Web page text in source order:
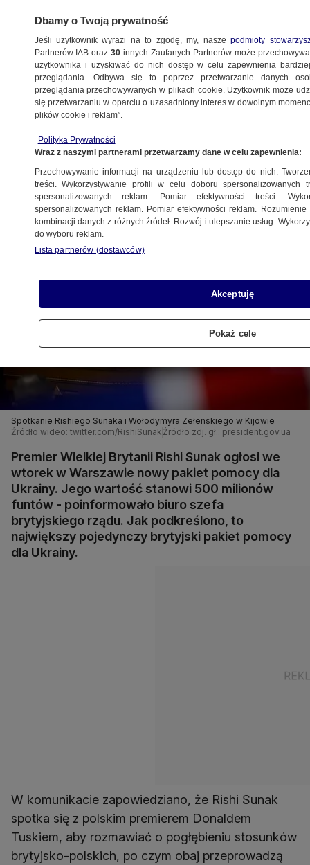
ŚWIAT
Ukrainy. Sunak ogłosi go w Warszawie
23.04.2024, 07:15
Udostępnij
Spotkanie Rishiego Sunaka i Wołodymyra Zełenskiego w Kijowie
Źródło wideo: twitter.com/RishiSunak Źródło zdj. gł.: president.gov.ua
Premier Wielkiej Brytanii Rishi Sunak ogłosi we
wtorek w Warszawie nowy pakiet pomocy dla
Ukrainy. Jego wartość stanowi 500 milionów
funtów - poinformowało biuro szefa
brytyjskiego rządu. Jak podkreślono, to
największy pojedynczy brytyjski pakiet pomocy
dla Ukrainy.
W komunikacie zapowiedziano, że Rishi Sunak
spotka się z polskim premierem Donaldem
Tuskiem, aby rozmawiać o pogłębieniu stosunków
brytyjsko-polskich, po czym obaj przeprowadzą
Dbamy o Twoją prywatność
Jeśli użytkownik wyrazi na to zgodę, my, naszepodmioty
Partnerów IAB oraz30 innych Zaufanych Partnerów może
użytkownika i uzyskiwać do nich dostęp w celu zapewnienia
przeglądania. Odbywa się to poprzez przetwarzanie danych
przeglądania przechowywanych w plikach cookie. Użytkownik może
się przetwarzaniu w oparciu o uzasadniony interes w dowolnym
plików cookie i reklam”.
Polityka Prywatności
Wraz z naszymi partnerami przetwarzamy dane w celu zapewnienia:
Przechowywanie informacji na urządzeniu lub dostęp do nich.
treści. Wykorzystywanie profili w celu doboru spersonalizowanych
spersonalizowanych reklam. Pomiar efektywności treści.
spersonalizowanych reklam. Pomiar efektywności reklam.
kombinacji danych z różnych źródeł. Rozwój i ulepszanie usług.
do wyboru reklam.
Lista partnerów (dostawców)
Akceptuję
Pokaż cele